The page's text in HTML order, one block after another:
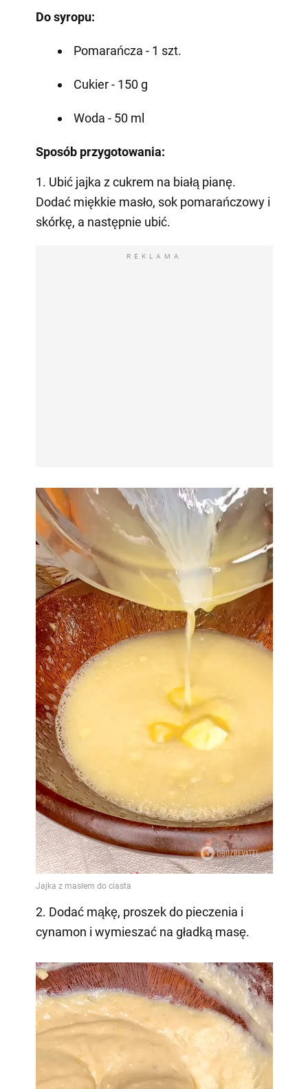
Do syropu:
Pomarańcza - 1 szt.
Cukier - 150 g
Woda - 50 ml
Sposób przygotowania:
1. Ubić jajka z cukrem na białą pianę.
Dodać miękkie masło, sok pomarańczowy i
skórkę, a następnie ubić.
REKLAMA
2. Dodać mąkę, proszek do pieczenia i
cynamon i wymieszać na gładką masę.